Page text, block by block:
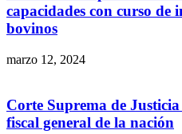
capacidades con curso de
bovinos
marzo 12, 2024
Corte Suprema de
fiscal general de la nación